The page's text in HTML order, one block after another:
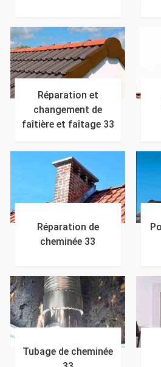
Réparation et
changement de
faîtière et faîtage 33
Réparation de
cheminée 33
Tubage de cheminée